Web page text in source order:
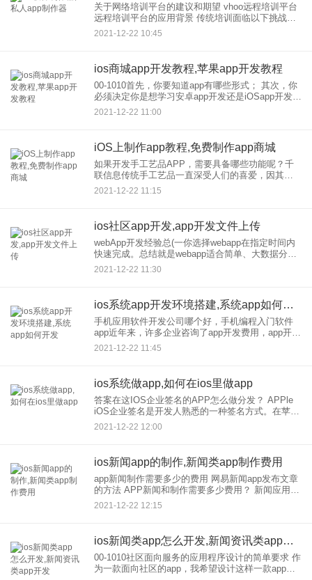
关于网络培训平台的建议和期望 vhoo远程培训平台
远程培训平台的应用背景 传统培训面临以下挑战：
1)实施成本高 2)缺乏连续性 3)资源利用不足 4)培训
覆盖面小
2021-12-22 10:45
ios商城app开发教程,苹果app开发教程
00-1010首先，你要知道app有哪些形式； 其次，你
必须决定你是想学习安卓app开发还是iOSapp开发
安卓开发涉及的技术点非常复杂。 主要知识点如
下： 1.开发环境，安卓
2021-12-22 11:00
iOS上制作app教程,免费制作app商城
如果开发手工艺品APP，需要具备哪些功能呢？千
联信息传统手工艺品一直深受人们的喜爱，因其工
艺精湛、小巧玲珑的特点而受到人们的追捧。 随着
移动互联网的发展，出现了一款专门的手工艺APP
2021-12-22 11:15
ios社区app开发,app开发文件上传
webApp开发经验总(一你选择webapp在指定时间内
快速完成。总结就是webapp适合简单、大数据分析
和报表展现的应用，可以展现跨平台的优势，开发
快捷方便。具体情况还是要根据实际情况来分析进
2021-12-22 11:30
ios系统app开发环境搭建,系统app如何开发
手机应用软件开发公司哪个好，手机编程入门软件
app近年来，许多企业咨询了app开发费用，app开发
函数和app开发过程。2021年到今年，电子设备发展
迅速，无论是硬件还是软件都有了质的飞跃，流量
2021-12-22 11:45
ios系统做app,如何在ios里做app
答案在这IOS企业签名的APP怎么做分发？ APPle
iOS企业签名是开发人熟悉的一种签名方式。在苹果
AppStore投放难度越来越大的今天，使用企业签名
做app应用的内测分发，确实是一种非常高效
2021-12-22 12:00
ios新闻app的制作,新闻类app制作费用
app新闻制作需要多少的费用 网易新闻app发布文章
的方法 APP新闻和制作需要多少费用？ 新闻应用软
件制作解决方案 新闻APP软件制作解决方案1。图书
分类：为了满足用户的差异化需求，
2021-12-22 12:15
ios新闻类app怎么开发,新闻资讯类app开发
00-1010社区面向服务的应用程序设计的简单要求 作
为一款面向社区的app，我希望设计这样一款app，